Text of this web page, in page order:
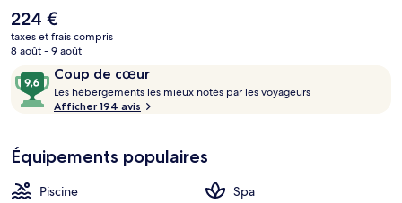
du petit déjeuner, du déjeuner et du dîner. Parmi les autres
avantages de cet hôtel de luxe, on trouve une piscine extérieure, un
bar en bord de piscine et un centre de remise en forme, l'idéal pour
des vacances sans soucis. L'hébergement se situe à une courte
distance à pied des transports publics. Station de MRT Istora se
trouve à 10 min à peine.
Le
prix
actuel
de
224 €.
224 €
taxes et frais compris
8 août - 9 août
Avis
voyageurs
Coup de cœur
9,6
sur
10,
cœur
Les hébergements les mieux notés par les voyageurs
Afficher 194 avis
Équipements populaires
Piscine
Spa